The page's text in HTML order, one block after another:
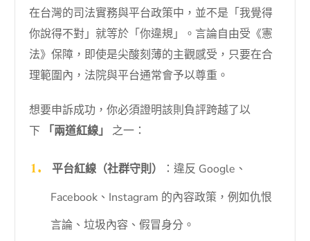
在台灣的司法實務與平台政策中，並不是「我覺得
你說得不對」就等於「你違規」。言論自由受《憲
法》保障，即使是尖酸刻薄的主觀感受，只要在合
理範圍內，法院與平台通常會予以尊重。
想要申訴成功，你必須證明該則負評跨越了以
下
「兩道紅線」 之一：
平台紅線（社群守則）
：違反 Google、
Facebook、Instagram 的內容政策，例如仇恨
言論、垃圾內容、假冒身分。